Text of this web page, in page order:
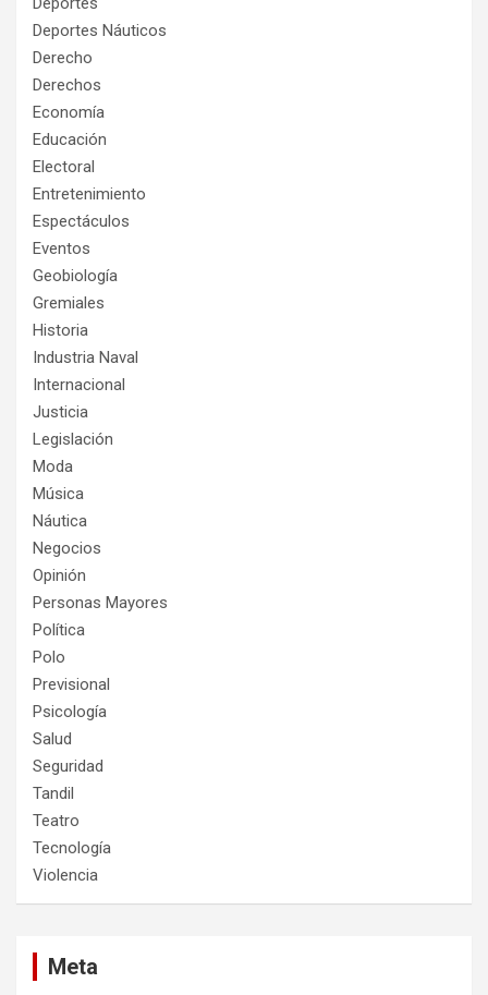
Deportes Náuticos
Derecho
Derechos
Economía
Educación
Electoral
Entretenimiento
Espectáculos
Eventos
Geobiología
Gremiales
Historia
Industria Naval
Internacional
Justicia
Legislación
Moda
Música
Náutica
Negocios
Opinión
Personas Mayores
Política
Polo
Previsional
Psicología
Salud
Seguridad
Tandil
Teatro
Tecnología
Violencia
Meta